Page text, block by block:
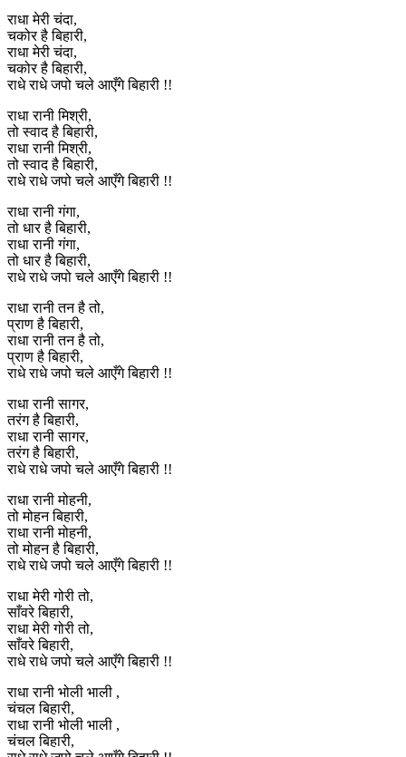
राधा मेरी चंदा,
चकोर है बिहारी,
राधा मेरी चंदा,
चकोर है बिहारी,
राधे राधे जपो चले आएँगे बिहारी !!
राधा रानी मिश्री,
तो स्वाद है बिहारी,
राधा रानी मिश्री,
तो स्वाद है बिहारी,
राधे राधे जपो चले आएँगे बिहारी !!
राधा रानी गंगा,
तो धार है बिहारी,
राधा रानी गंगा,
तो धार है बिहारी,
राधे राधे जपो चले आएँगे बिहारी !!
राधा रानी तन है तो,
प्राण है बिहारी,
राधा रानी तन है तो,
प्राण है बिहारी,
राधे राधे जपो चले आएँगे बिहारी !!
राधा रानी सागर,
तरंग है बिहारी,
राधा रानी सागर,
तरंग है बिहारी,
राधे राधे जपो चले आएँगे बिहारी !!
राधा रानी मोहनी,
तो मोहन बिहारी,
राधा रानी मोहनी,
तो मोहन है बिहारी,
राधे राधे जपो चले आएँगे बिहारी !!
राधा मेरी गोरी तो,
साँवरे बिहारी,
राधा मेरी गोरी तो,
साँवरे बिहारी,
राधे राधे जपो चले आएँगे बिहारी !!
राधा रानी भोली भाली ,
चंचल बिहारी,
राधा रानी भोली भाली ,
चंचल बिहारी,